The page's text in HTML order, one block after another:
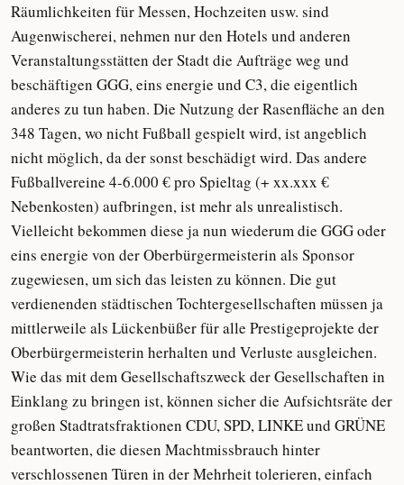
Räumlichkeiten für Messen, Hochzeiten usw. sind
Augenwischerei, nehmen nur den Hotels und anderen
Veranstaltungsstätten der Stadt die Aufträge weg und
beschäftigen GGG, eins energie und C3, die eigentlich
anderes zu tun haben. Die Nutzung der Rasenfläche an den
348 Tagen, wo nicht Fußball gespielt wird, ist angeblich
nicht möglich, da der sonst beschädigt wird. Das andere
Fußballvereine 4-6.000 € pro Spieltag (+ xx.xxx €
Nebenkosten) aufbringen, ist mehr als unrealistisch.
Vielleicht bekommen diese ja nun wiederum die GGG oder
eins energie von der Oberbürgermeisterin als Sponsor
zugewiesen, um sich das leisten zu können. Die gut
verdienenden städtischen Tochtergesellschaften müssen ja
mittlerweile als Lückenbüßer für alle Prestigeprojekte der
Oberbürgermeisterin herhalten und Verluste ausgleichen.
Wie das mit dem Gesellschaftszweck der Gesellschaften in
Einklang zu bringen ist, können sicher die Aufsichtsräte der
großen Stadtratsfraktionen CDU, SPD, LINKE und GRÜNE
beantworten, die diesen Machtmissbrauch hinter
verschlossenen Türen in der Mehrheit tolerieren, einfach